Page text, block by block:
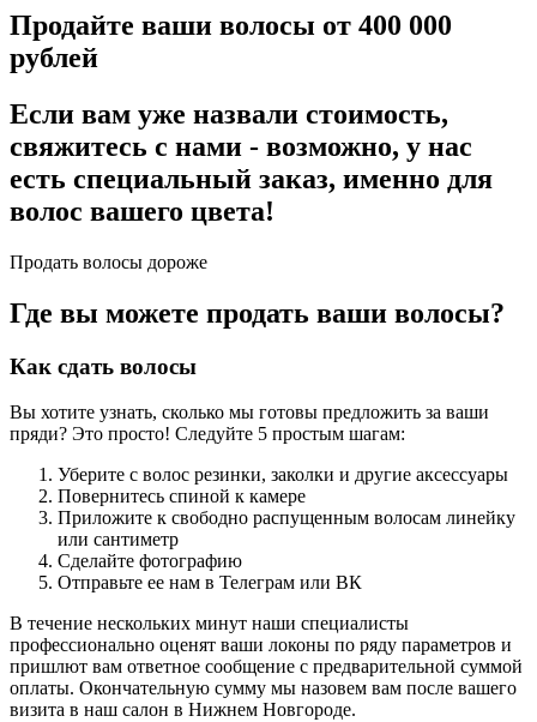
Продайте ваши волосы от 400 000
рублей
Если вам уже назвали стоимость,
свяжитесь с нами - возможно, у нас
есть специальный заказ, именно для
волос вашего цвета!
Продать волосы дороже
Где вы можете продать ваши волосы?
Как сдать волосы
Вы хотите узнать, сколько мы готовы предложить за ваши
пряди? Это просто! Следуйте 5 простым шагам:
Уберите с волос резинки, заколки и другие аксессуары
Повернитесь спиной к камере
Приложите к свободно распущенным волосам линейку
или сантиметр
Сделайте фотографию
Отправьте ее нам в Телеграм или ВК
В течение нескольких минут наши специалисты
профессионально оценят ваши локоны по ряду параметров и
пришлют вам ответное сообщение с предварительной суммой
оплаты. Окончательную сумму мы назовем вам после вашего
визита в наш салон в Нижнем Новгороде.